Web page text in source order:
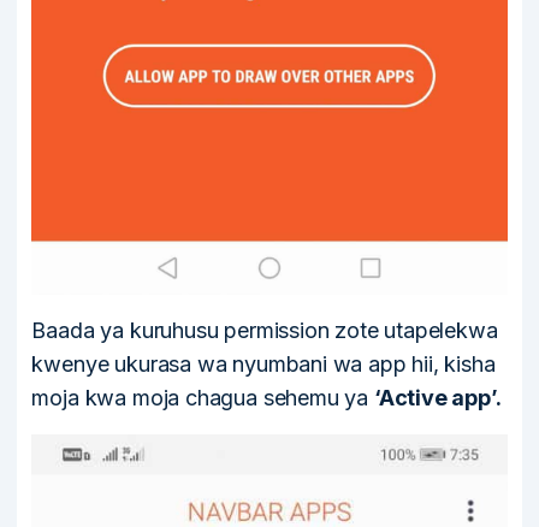
Baada ya kuruhusu permission zote utapelekwa
kwenye ukurasa wa nyumbani wa app hii, kisha
moja kwa moja chagua sehemu ya ‘Active app’.